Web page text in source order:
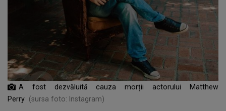
A fost dezvăluită cauza morții actorului Matthew
Perry (sursa foto: Instagram)